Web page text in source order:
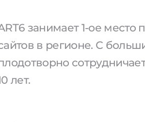
занимает 1-ое
в регионе. С
лет.